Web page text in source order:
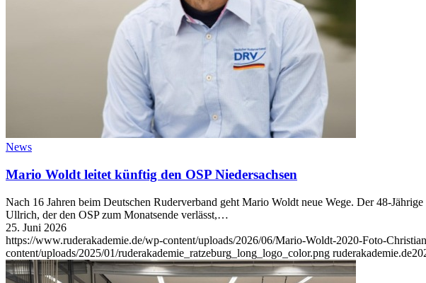
News
Mario Woldt leitet künftig den OSP Niedersachsen
Nach 16 Jahren beim Deutschen Ruderverband geht Mario Woldt neue Wege. Der 48-
Ullrich, der den OSP zum Monatsende verlässt,…
25. Juni 2026
https://www.ruderakademie.de/wp-content/uploads/2026/06/Mario-Woldt-2020-Foto-
content/uploads/2025/01/ruderakademie_ratzeburg_long_logo_color.png ruderakademie.de